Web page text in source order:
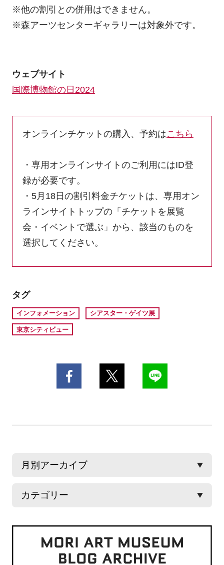
※他の割引との併用はできません。
※森アーツセンターギャラリーは対象外です。
ウェブサイト
国際博物館の日2024
オンラインチケットの購入、予約はこちら
・専用オンラインサイトのご利用にはID登
録が必要です。
・5月18日の割引料金チケットは、専用オン
ラインサイトトップの「チケットを展覧
会・イベントで選ぶ」から、該当のものを
選択してください。
タグ
インフォメーション シアスター・ゲイツ展
東京シティビュー